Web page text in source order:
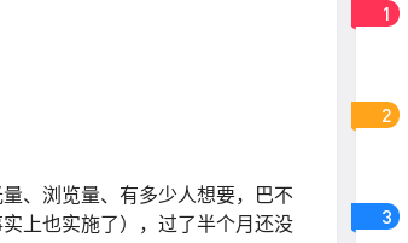
、浏览量、有多少人想要，巴不
上也实施了），过了半个月还没
1
2
3